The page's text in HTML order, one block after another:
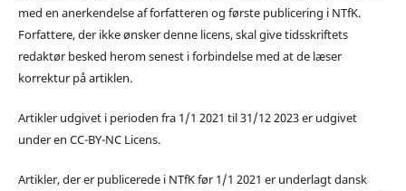
med en anerkendelse af forfatteren og første publicering i NTfK.
Forfattere, der ikke ønsker denne licens, skal give tidsskriftets
redaktør besked herom senest i forbindelse med at de læser
korrektur på artiklen.
Artikler udgivet i perioden fra 1/1 2021 til 31/12 2023 er udgivet
under en CC-BY-NC Licens.
Artikler, der er publicerede i NTfK før 1/1 2021 er underlagt dansk